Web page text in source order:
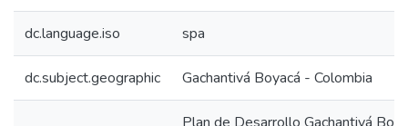
dc.language.iso spa
dc.subject.geographic Gachantivá Boyacá - Colombia